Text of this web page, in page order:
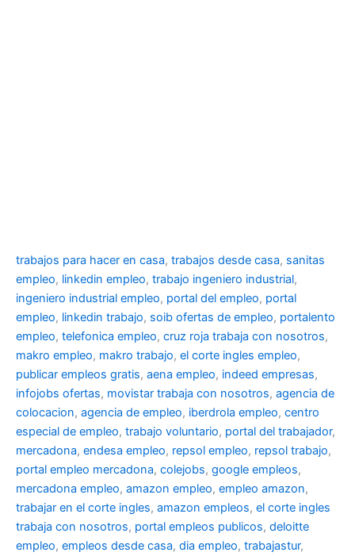
trabajos para hacer en casa, trabajos desde casa, sanitas
empleo, linkedin empleo, trabajo ingeniero industrial,
ingeniero industrial empleo, portal del empleo, portal
empleo, linkedin trabajo, soib ofertas de empleo, portalento
empleo, telefonica empleo, cruz roja trabaja con nosotros,
makro empleo, makro trabajo, el corte ingles empleo,
publicar empleos gratis, aena empleo, indeed empresas,
infojobs ofertas, movistar trabaja con nosotros, agencia de
colocacion, agencia de empleo, iberdrola empleo, centro
especial de empleo, trabajo voluntario, portal del trabajador,
mercadona, endesa empleo, repsol empleo, repsol trabajo,
portal empleo mercadona, colejobs, google empleos,
mercadona empleo, amazon empleo, empleo amazon,
trabajar en el corte ingles, amazon empleos, el corte ingles
trabaja con nosotros, portal empleos publicos, deloitte
empleo, empleos desde casa, dia empleo, trabajastur,